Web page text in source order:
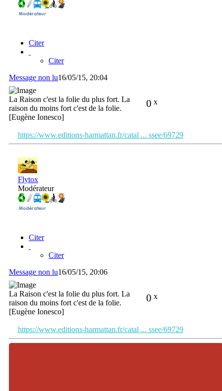
Citer
Citer
Message non lu16/05/15, 20:04
0 x
La Raison c'est la folie du plus fort. La
raison du moins fort c'est de la folie.
[Eugène Ionesco]
https://www.editions-harmattan.fr/catal ... ssee/69729
Flytox
Modérateur
Citer
Citer
Message non lu16/05/15, 20:06
0 x
La Raison c'est la folie du plus fort. La
raison du moins fort c'est de la folie.
[Eugène Ionesco]
https://www.editions-harmattan.fr/catal ... ssee/69729